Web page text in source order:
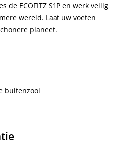
de ECOFITZ S1P en werk veilig
wereld. Laat uw voeten
planeet.
buitenzool